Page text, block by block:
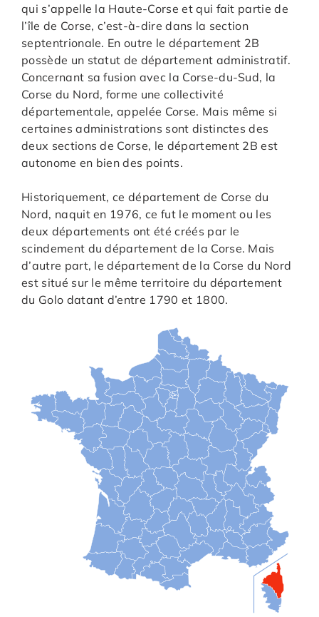
qui s’appelle la Haute-Corse et qui fait partie de
l’île de Corse, c’est-à-dire dans la section
septentrionale. En outre le département 2B
possède un statut de département administratif.
Concernant sa fusion avec la Corse-du-Sud, la
Corse du Nord, forme une collectivité
départementale, appelée Corse. Mais même si
certaines administrations sont distinctes des
deux sections de Corse, le département 2B est
autonome en bien des points.
Historiquement, ce département de Corse du
Nord, naquit en 1976, ce fut le moment ou les
deux départements ont été créés par le
scindement du département de la Corse. Mais
d’autre part, le département de la Corse du Nord
est situé sur le même territoire du département
du Golo datant d’entre 1790 et 1800.